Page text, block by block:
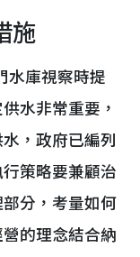
施
水庫視察時提
水非常重要，
，政府已編列
策略要兼顧治
分，考量如何
的理念結合納